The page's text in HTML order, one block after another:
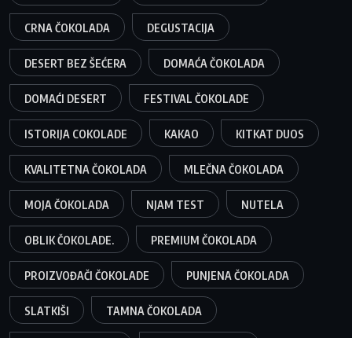
CRNA ČOKOLADA DEGUSTACIJA
DESERT BEZ ŠEĆERA DOMAĆA ČOKOLADA
DOMAĆI DESERT FESTIVAL ČOKOLADE
ISTORIJA COKOLADE KAKAO KITKAT DUOS
KVALITETNA ČOKOLADA MLEČNA ČOKOLADA
MOJA ČOKOLADA NJAM TEST NUTELA
OBLIK ČOKOLADE. PREMIUM ČOKOLADA
PROIZVOĐAČI ČOKOLADE PUNJENA ČOKOLADA
SLATKIŠI TAMNA ČOKOLADA